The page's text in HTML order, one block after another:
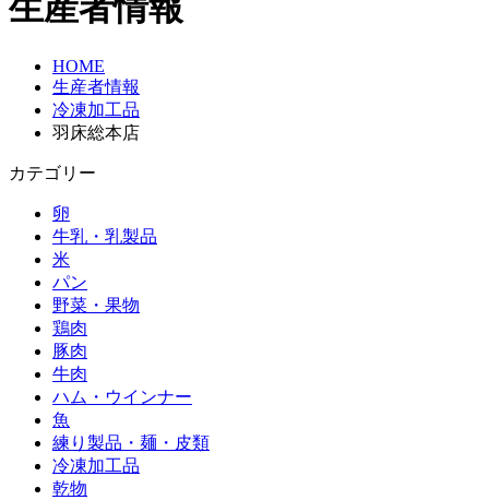
生産者情報
HOME
生産者情報
冷凍加工品
羽床総本店
カテゴリー
卵
牛乳・乳製品
米
パン
野菜・果物
鶏肉
豚肉
牛肉
ハム・ウインナー
魚
練り製品・麺・皮類
冷凍加工品
乾物